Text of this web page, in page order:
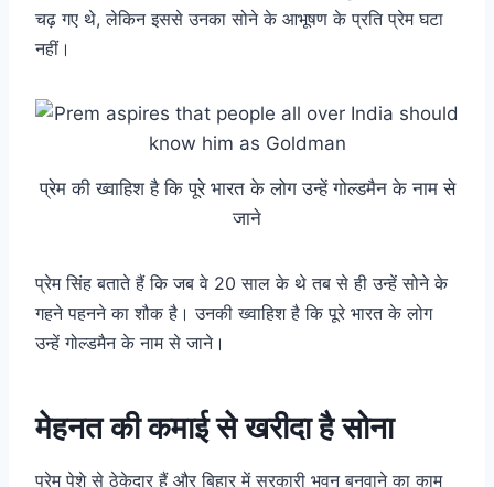
चढ़ गए थे, लेकिन इससे उनका सोने के आभूषण के प्रति प्रेम घटा
नहीं।
प्रेम की ख्वाहिश है कि पूरे भारत के लोग उन्हें गोल्डमैन के नाम से
जाने
प्रेम सिंह बताते हैं कि जब वे 20 साल के थे तब से ही उन्हें सोने के
गहने पहनने का शौक है। उनकी ख्वाहिश है कि पूरे भारत के लोग
उन्हें गोल्डमैन के नाम से जाने।
मेहनत की कमाई से खरीदा है सोना
प्रेम पेशे से ठेकेदार हैं और बिहार में सरकारी भवन बनवाने का काम